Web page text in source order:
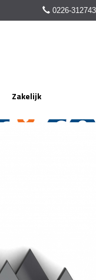
0226-312743
Zakelijk